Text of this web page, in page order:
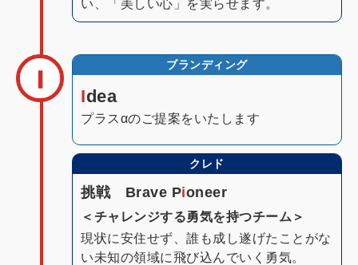
い、「美しい心」を実らせます。
ブランディング
Idea
プラスαのご提案をいたします
クレド
挑戦 Brave Pioneer
＜チャレンジする勇気を持つチーム＞
現状に安住せず、誰も成し遂げたことがな
い未知の領域に飛び込んでいく勇気。